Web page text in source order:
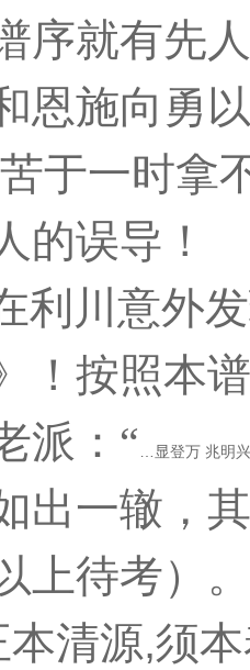
序就有先
恩施向勇
于一时拿
的误导！
利川意外
！按照本
派：“
…显登万 兆明
出一辙，
上待考）
本清源,须